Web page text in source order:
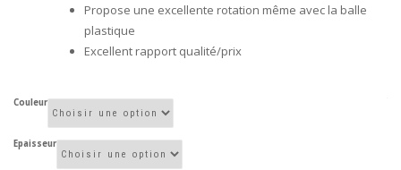
Propose une excellente rotation même avec la balle
plastique
Excellent rapport qualité/prix
Couleur
Epaisseur